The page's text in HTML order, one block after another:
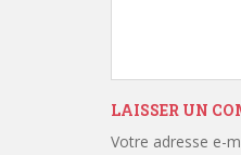
LAISSER UN
Votre adresse e-